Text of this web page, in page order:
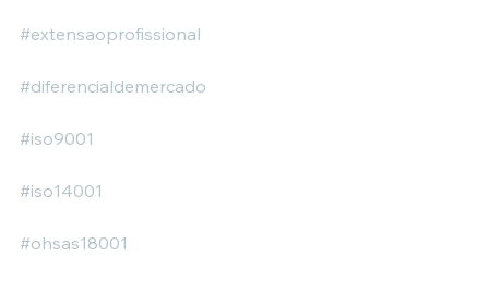
#extensaoprofissional
#diferencialdemercado
#iso9001
#iso14001
#ohsas18001